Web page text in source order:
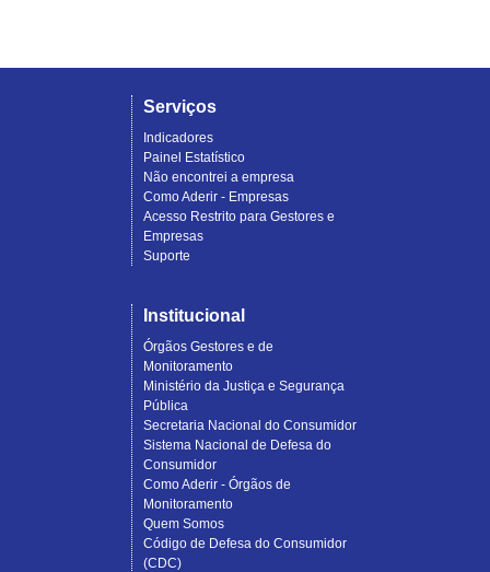
Serviços
Indicadores
Painel Estatístico
Não encontrei a empresa
Como Aderir - Empresas
Acesso Restrito para Gestores e
Empresas
Suporte
Institucional
Órgãos Gestores e de
Monitoramento
Ministério da Justiça e Segurança
Pública
Secretaria Nacional do Consumidor
Sistema Nacional de Defesa do
Consumidor
Como Aderir - Órgãos de
Monitoramento
Quem Somos
Código de Defesa do Consumidor
(CDC)